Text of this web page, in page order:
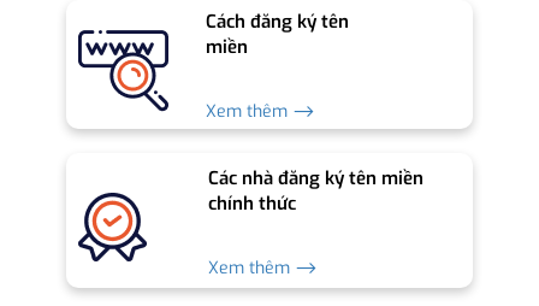
Cách đăng ký tên
miền
Xem thêm ⟶
Các nhà đăng ký tên miền
chính thức
Xem thêm ⟶